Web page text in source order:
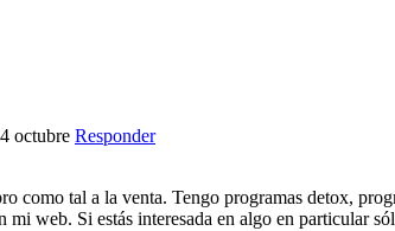
octubre Responder
como tal a la venta. Tengo programas detox,
mi web. Si estás interesada en algo en particular